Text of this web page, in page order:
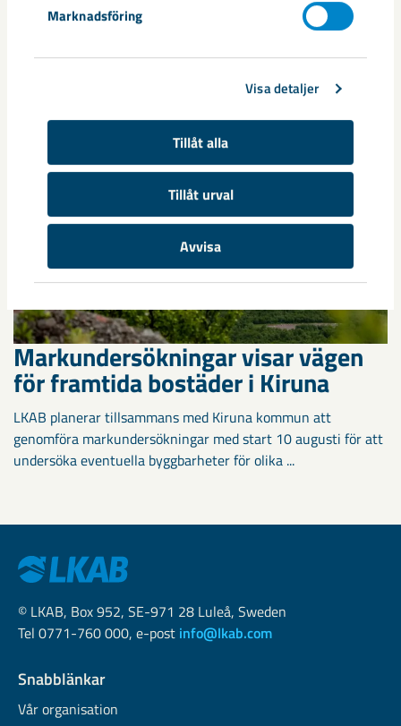
Marknadsföring
Visa detaljer
Tillåt alla
Tillåt urval
Avvisa
när ungdomslandslag från Sverige, Norge, Portugal och
Markundersökningar visar vägen
för framtida bostäder i Kiruna
LKAB planerar tillsammans med Kiruna kommun att
genomföra markundersökningar med start 10 augusti för att
undersöka eventuella byggbarheter för olika ...
© LKAB, Box 952, SE-971 28 Luleå, Sweden
Tel 0771-760 000, e-post info@lkab.com
Snabblänkar
Vår organisation